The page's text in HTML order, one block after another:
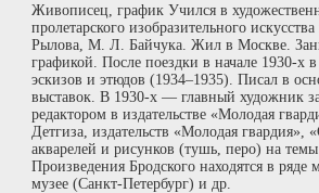
Живописец, график Учился в
пролетарского изобразительного
Рылова, М. Л. Байчука. Жил в Москве.
графикой. После поездки в начале 1930-
эскизов и этюдов (1934–1935). Писал в
выставок. В 1930-х — главный художник
редактором в издательстве «Молодая
Детгиза, издательств «Молодая
акварелей и рисунков (тушь, перо) на
Произведения Бродского находятся в
музее (Санкт-Петербург) и др.